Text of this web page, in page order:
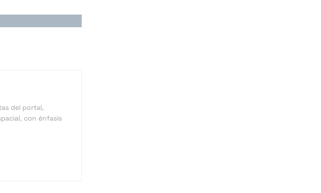
del portal,
con énfasis